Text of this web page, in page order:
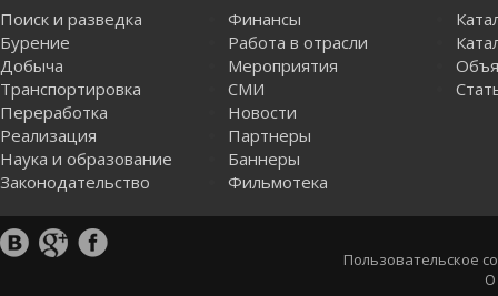
Поиск и разведка
Бурение
Добыча
Транспортировка
Переработка
Реализация
Наука и образование
Законодательство
Финансы
Работа в отрасли
Мероприятия
СМИ
Новости
Партнеры
Баннеры
Фильмотека
Пользовательское
О